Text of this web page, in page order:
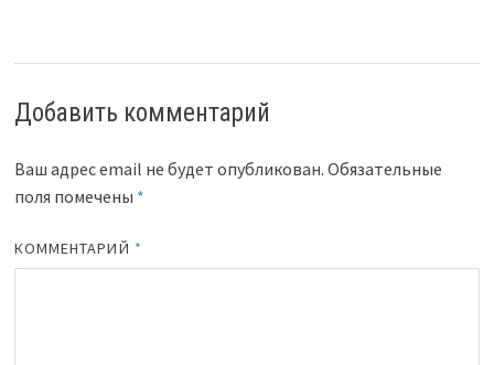
Добавить комментарий
Ваш адрес email не будет опубликован. Обязательные
поля помечены *
КОММЕНТАРИЙ *